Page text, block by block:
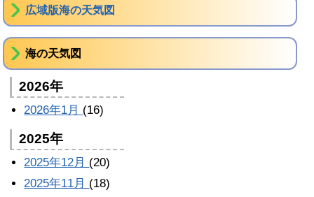
広域版海の天気図
海の天気図
2026年
2026年1月 (16)
2025年
2025年12月 (20)
2025年11月 (18)